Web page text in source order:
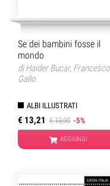
Se dei bambini fosse il
mondo
diHaider Bucar, Francesco
Gallo
ALBI ILLUSTRATI
€ 13,21 € 13,90 -5%
AGGIUNGI